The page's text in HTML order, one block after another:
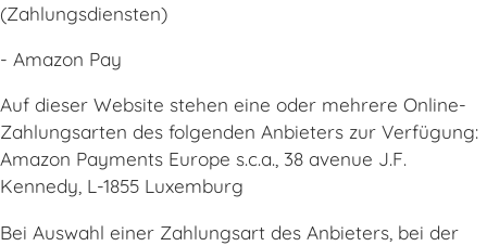
(Zahlungsdiensten)
- Amazon Pay
Auf dieser Website stehen eine oder mehrere Online-
Zahlungsarten des folgenden Anbieters zur Verfügung:
Amazon Payments Europe s.c.a., 38 avenue J.F.
Kennedy, L-1855 Luxemburg
Bei Auswahl einer Zahlungsart des Anbieters, bei der